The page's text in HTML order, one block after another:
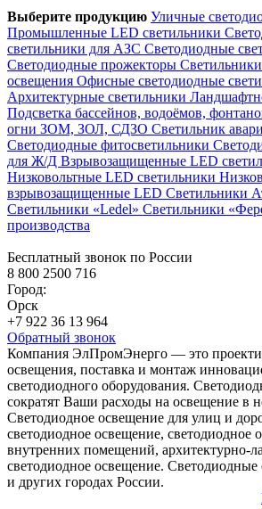
Выберите продукцию Уличные
Промышленные LED светильники
светильники для АЗС Светодиодные
Светодиодные прожекторы
освещения Офисные светодиодные
Архитектурные светильники
Подсветка бассейнов, водоёмов,
огни ЗОМ, ЗОЛ, СДЗО Светильник
Светодиодные фитосветильники
для Ж/Д Взрывозащищенные LED
Низковольтные LED светильники
взрывозащищенные LED Светильники
Светильники «Ledel» Светильники
производства
Бесплатный звонок по России
8 800 2500 716
Город:
Орск
+7 922 36 13 964
Обратный звонок
Компания ЭлПромЭнерго — это
освещения, поставка и монтаж
светодиодного оборудования.
сократят Ваши расходы на освещение в
Светодиодное освещение для улиц и
светодиодное освещение, светодиодное
внутренних помещений, архитектурно-
светодиодное освещение.
и других городах России.